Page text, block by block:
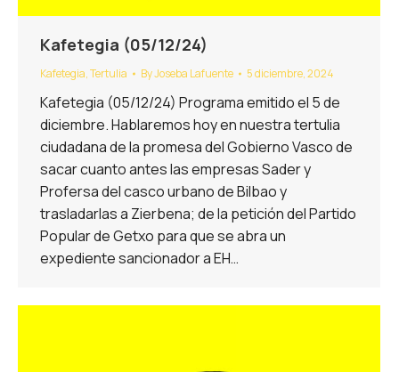
Kafetegia (05/12/24)
Kafetegia,Tertulia ByJoseba Lafuente 5 diciembre, 2024
Kafetegia (05/12/24) Programa emitido el 5 de
diciembre. Hablaremos hoy en nuestra tertulia
ciudadana de la promesa del Gobierno Vasco de
sacar cuanto antes las empresas Sader y
Profersa del casco urbano de Bilbao y
trasladarlas a Zierbena; de la petición del Partido
Popular de Getxo para que se abra un
expediente sancionador a EH…